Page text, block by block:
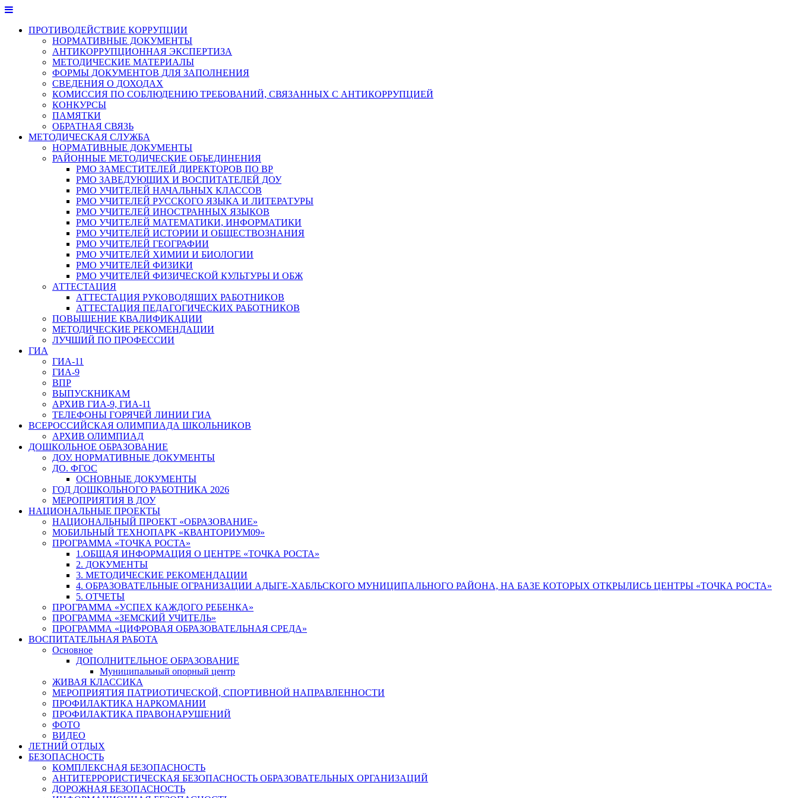
Перейти
содержимому
ПРОТИВОДЕЙСТВИЕ КОРРУПЦИИ
НОРМАТИВНЫЕ ДОКУМЕНТЫ
АНТИКОРРУПЦИОННАЯ ЭКСПЕРТИЗА
МЕТОДИЧЕСКИЕ МАТЕРИАЛЫ
ФОРМЫ ДОКУМЕНТОВ ДЛЯ ЗАПОЛНЕНИЯ
СВЕДЕНИЯ О ДОХОДАХ
КОМИССИЯ ПО СОБЛЮДЕНИЮ ТРЕБОВАНИЙ, СВЯЗАННЫХ С АНТИКОРРУПЦИЕЙ
КОНКУРСЫ
ПАМЯТКИ
ОБРАТНАЯ СВЯЗЬ
МЕТОДИЧЕСКАЯ СЛУЖБА
НОРМАТИВНЫЕ ДОКУМЕНТЫ
РАЙОННЫЕ МЕТОДИЧЕСКИЕ ОБЪЕДИНЕНИЯ
РМО ЗАМЕСТИТЕЛЕЙ ДИРЕКТОРОВ ПО ВР
РМО ЗАВЕДУЮЩИХ И ВОСПИТАТЕЛЕЙ ДОУ
РМО УЧИТЕЛЕЙ НАЧАЛЬНЫХ КЛАССОВ
РМО УЧИТЕЛЕЙ РУССКОГО ЯЗЫКА И ЛИТЕРАТУРЫ
РМО УЧИТЕЛЕЙ ИНОСТРАННЫХ ЯЗЫКОВ
РМО УЧИТЕЛЕЙ МАТЕМАТИКИ, ИНФОРМАТИКИ
РМО УЧИТЕЛЕЙ ИСТОРИИ И ОБЩЕСТВОЗНАНИЯ
РМО УЧИТЕЛЕЙ ГЕОГРАФИИ
РМО УЧИТЕЛЕЙ ХИМИИ И БИОЛОГИИ
РМО УЧИТЕЛЕЙ ФИЗИКИ
РМО УЧИТЕЛЕЙ ФИЗИЧЕСКОЙ КУЛЬТУРЫ И ОБЖ
АТТЕСТАЦИЯ
АТТЕСТАЦИЯ РУКОВОДЯЩИХ РАБОТНИКОВ
АТТЕСТАЦИЯ ПЕДАГОГИЧЕСКИХ РАБОТНИКОВ
ПОВЫШЕНИЕ КВАЛИФИКАЦИИ
МЕТОДИЧЕСКИЕ РЕКОМЕНДАЦИИ
ЛУЧШИЙ ПО ПРОФЕССИИ
ГИА
ГИА-11
ГИА-9
ВПР
ВЫПУСКНИКАМ
АРХИВ ГИА-9, ГИА-11
ТЕЛЕФОНЫ ГОРЯЧЕЙ ЛИНИИ ГИА
ВСЕРОССИЙСКАЯ ОЛИМПИАДА ШКОЛЬНИКОВ
АРХИВ ОЛИМПИАД
ДОШКОЛЬНОЕ ОБРАЗОВАНИЕ
ДОУ. НОРМАТИВНЫЕ ДОКУМЕНТЫ
ДО. ФГОС
ОСНОВНЫЕ ДОКУМЕНТЫ
ГОД ДОШКОЛЬНОГО РАБОТНИКА 2026
МЕРОПРИЯТИЯ В ДОУ
НАЦИОНАЛЬНЫЕ ПРОЕКТЫ
НАЦИОНАЛЬНЫЙ ПРОЕКТ «ОБРАЗОВАНИЕ»
МОБИЛЬНЫЙ ТЕХНОПАРК «КВАНТОРИУМ09»
ПРОГРАММА «ТОЧКА РОСТА»
1.ОБЩАЯ ИНФОРМАЦИЯ О ЦЕНТРЕ «ТОЧКА РОСТА»
2. ДОКУМЕНТЫ
3. МЕТОДИЧЕСКИЕ РЕКОМЕНДАЦИИ
4. ОБРАЗОВАТЕЛЬНЫЕ ОГРАНИЗАЦИИ АДЫГЕ-ХАБЛЬСКОГО МУНИЦИПАЛЬНОГО РАЙОНА, НА БАЗЕ КОТОРЫХ ОТКРЫЛИСЬ ЦЕНТРЫ «ТОЧКА РОСТА»
5. ОТЧЕТЫ
ПРОГРАММА «УСПЕХ КАЖДОГО РЕБЕНКА»
ПРОГРАММА «ЗЕМСКИЙ УЧИТЕЛЬ»
ПРОГРАММА «ЦИФРОВАЯ ОБРАЗОВАТЕЛЬНАЯ СРЕДА»
ВОСПИТАТЕЛЬНАЯ РАБОТА
Основное
ДОПОЛНИТЕЛЬНОЕ ОБРАЗОВАНИЕ
Муниципальный опорный центр
ЖИВАЯ КЛАССИКА
МЕРОПРИЯТИЯ ПАТРИОТИЧЕСКОЙ, СПОРТИВНОЙ НАПРАВЛЕННОСТИ
ПРОФИЛАКТИКА НАРКОМАНИИ
ПРОФИЛАКТИКА ПРАВОНАРУШЕНИЙ
ФОТО
ВИДЕО
ЛЕТНИЙ ОТДЫХ
БЕЗОПАСНОСТЬ
КОМПЛЕКСНАЯ БЕЗОПАСНОСТЬ
АНТИТЕРРОРИСТИЧЕСКАЯ БЕЗОПАСНОСТЬ ОБРАЗОВАТЕЛЬНЫХ ОРГАНИЗАЦИЙ
ДОРОЖНАЯ БЕЗОПАСНОСТЬ